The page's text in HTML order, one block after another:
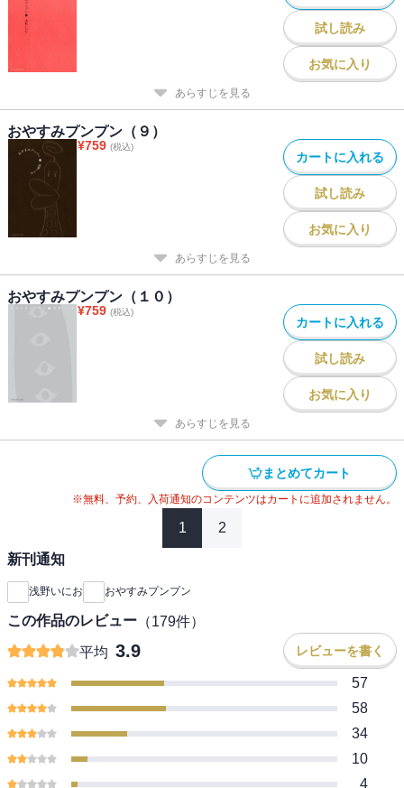
試し読み
お気に入り
あらすじを見る
おやすみプンプン（９）
¥759 (税込)
カートに入れる
試し読み
お気に入り
あらすじを見る
おやすみプンプン（１０）
¥759 (税込)
カートに入れる
試し読み
お気に入り
あらすじを見る
まとめてカート
※無料、予約、入荷通知のコンテンツはカートに追加されません。
1 2
新刊通知
浅野いにお おやすみプンプン
この作品のレビュー （179件）
平均 3.9 レビューを書く
57
58
34
10
4